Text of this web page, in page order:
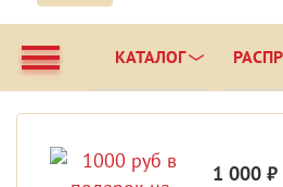
КАТАЛОГ
1 000 ₽